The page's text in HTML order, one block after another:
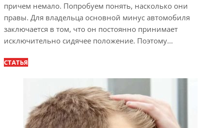
причем немало. Попробуем понять, насколько они
правы. Для владельца основной минус автомобиля
заключается в том, что он постоянно принимает
исключительно сидячее положение. Поэтому...
СТАТЬЯ